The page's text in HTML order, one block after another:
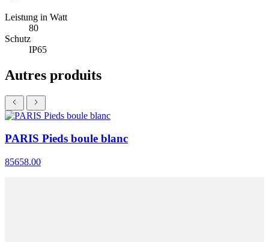
Leistung in Watt
80
Schutz
IP65
Autres produits
PARIS Pieds boule blanc
85658.00